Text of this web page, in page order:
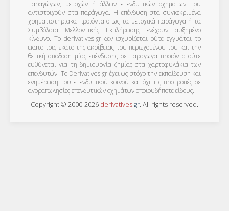
παραγώγων, μετοχών ή άλλων επενδυτικών οχημάτων που
αντιστοιχούν στα παράγωγα. Η επένδυση στα συγκεκριμένα
χρηματιστηριακά προϊόντα όπως τα μετοχικά παράγωγα ή τα
Συμβόλαια Μελλοντικής Εκπλήρωσης ενέχουν αυξημένο
κίνδυνο. Το derivatives.gr δεν ισχυρίζεται ούτε εγγυάται το
εκατό τοις εκατό της ακρίβειας του περιεχομένου του και την
θετική απόδοση μίας επένδυσης σε παράγωγα προϊόντα ούτε
ευθύνεται για τη δημιουργία ζημίας στα χαρτοφυλάκια των
επενδυτών. To Derivatives.gr έχει ως στόχο την εκπαίδευση και
ενημέρωση του επενδυτικού κοινού και όχι τις προτροπές σε
αγοραπωλησίες επενδυτικών οχημάτων οποιουδήποτε είδους.
Copyright © 2000-2026 derivatives.gr. All rights reserved.